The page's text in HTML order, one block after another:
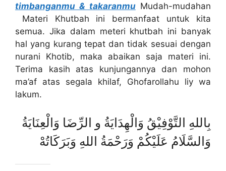
timbanganmu & takaranmuMudah-mudahan
Materi Khutbah ini bermanfaat untuk kita
semua. Jika dalam meteri khutbah ini banyak
hal yang kurang tepat dan tidak sesuai dengan
nurani Khotib, maka abaikan saja materi ini.
Terima kasih atas kunjungannya dan mohon
ma’af atas segala khilaf, Ghofarollahu liy wa
lakum.
بِاللهِ التَّوْفِيْقُ وَالْهِدَايَةُ و الرِّضَا وَالْعِنَايَةُ
وَالسَّلَامُ عَلَيْكُمْ وَرَحْمَةُ اللهِ وَبَرَكَاتُهْ